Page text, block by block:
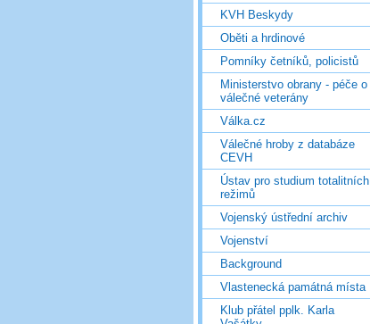
KVH Beskydy
Oběti a hrdinové
Pomníky četníků, policistů
Ministerstvo obrany - péče o
válečné veterány
Válka.cz
Válečné hroby z databáze
CEVH
Ústav pro studium totalitních
režimů
Vojenský ústřední archiv
Vojenství
Background
Vlastenecká památná místa
Klub přátel pplk. Karla